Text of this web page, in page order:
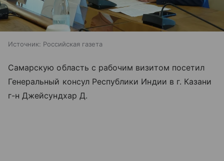
Источник: Российская газета
Самарскую область с рабочим визитом посетил
Генеральный консул Республики Индии в г. Казани
г-н Джейсундхар Д.